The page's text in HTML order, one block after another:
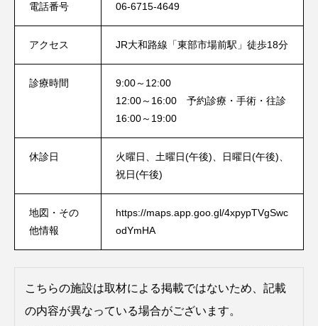
電話番号 06-6715-4649
アクセス JR大和路線「東部市場前駅」徒歩18分
診療時間
9:00～12:00
12:00～16:00 予約診療・手術・往診
16:00～19:00
休診日
火曜日、土曜日(午後)、日曜日(午後)、
祝日(午後)
地図・その
他情報
https://maps.app.goo.gl/4xpypTVgSwc
odYmHA
こちらの施設は取材による掲載ではないため、記載
の内容が異なっている場合がございます。